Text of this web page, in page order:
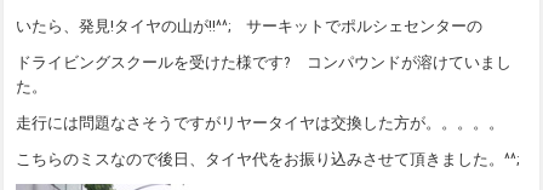
いたら、発見!タイヤの山が!!^^; サーキットでポルシェセンターの
ドライビングスクールを受けた様です? コンパウンドが溶けていまし
た。
走行には問題なさそうですがリヤータイヤは交換した方が。。。。。
こちらのミスなので後日、タイヤ代をお振り込みさせて頂きました。^^;